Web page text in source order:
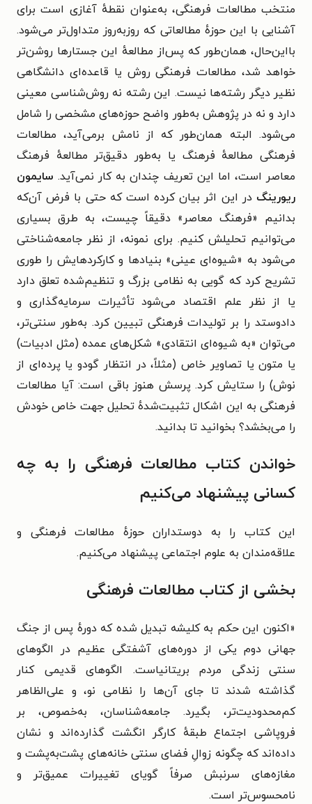
منتخب مطالعات فرهنگی، به‌عنوان نقطهٔ آغازی است برای
آشنایی با این حوزهٔ مطالعاتی که روزبه‌روز متداول‌تر می‌شود.
بااین‌حال،‌ همان‌طور که پس‌از مطالعهٔ این جستارها روشن‌تر
خواهد شد، مطالعات فرهنگی روش یا قاعده‌ای دانشگاهی
نظیر دیگر رشته‌ها نیست. این رشته نه روش‌شناسی معینی
دارد و نه در پژوهش به‌طور واضح حوزه‌های مشخصی را شامل
می‌شود. البته همان‌طور که از نامش برمی‌آید، مطالعات
فرهنگی مطالعهٔ فرهنگ یا به‌طور دقیق‌تر مطالعهٔ فرهنگ
معاصر است، اما این تعریف چندان به کار نمی‌آید. سایمون
ریورینگدر این اثر بیان کرده است کهحتی با فرض آن‌که
بدانیم «فرهنگ معاصر» دقیقاً چیست، به طرق بسیاری
می‌توانیم تحلیلش کنیم. برای نمونه، از نظر جامعه‌شناختی
می‌شود به «شیوه‌ای عینی» بنیادها و کارکردهایش را طوری
تشریح کرد که گویی به نظامی بزرگ و تنظیم‌شده تعلق دارد
یا از نظر علم اقتصاد می‌شود تأثیرات سرمایه‌گذاری و
دادوستد را بر تولیدات فرهنگی تبیین کرد. به‌طور سنتی‌تر،
می‌توان «به شیوه‌ای انتقادی» شکل‌های عمده (مثل ادبیات)
یا متون یا تصاویر خاص (مثلاً، در انتظار گودو یا پرده‌ای از
نوش) را ستایش کرد. پرسش هنوز باقی است: آیا مطالعات
فرهنگی به این اشکال تثبیت‌شدهٔ تحلیل جهت خاص خودش
را می‌بخشد؟ بخوانید تا بدانید.
خواندن کتاب مطالعات فرهنگی را به چه
کسانی پیشنهاد می‌کنیم
این کتاب را به دوستداران حوزهٔ مطالعات فرهنگی و
علاقه‌مندان به علوم اجتماعی پیشنهاد می‌کنیم.
بخشی از کتاب مطالعات فرهنگی
«اکنون این حکم به کلیشه تبدیل شده که دورهٔ پس از جنگ
جهانی دوم یکی از دوره‌های آشفتگی عظیم در الگوهای
سنتی زندگی مردم بریتانیاست. الگوهای قدیمی کنار
گذاشته شدند تا جای آن‌ها را نظامی نو، و علی‌الظاهر
کم‌محدودیت‌تر، بگیرد. جامعه‌شناسان، به‌خصوص، بر
فروپاشی اجتماع طبقهٔ کارگر انگشت گذارده‌اند و نشان
داده‌اند که چگونه زوالِ فضای سنتی خانه‌های پشت‌به‌پشت و
مغازه‌های سرنبش صرفاً گویای تغییرات عمیق‌تر و
نامحسوس‌تر است.